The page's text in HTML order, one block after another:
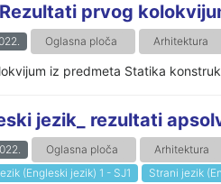
prvog
Oglasna ploča Arhitektura
iz predmeta Statika
jezik_ rezultati
Oglasna ploča Arhitektura
(Engleski jezik) 1 - SJ1
Strani jezik